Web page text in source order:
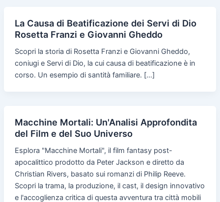
La Causa di Beatificazione dei Servi di Dio
Rosetta Franzi e Giovanni Gheddo
Scopri la storia di Rosetta Franzi e Giovanni Gheddo,
coniugi e Servi di Dio, la cui causa di beatificazione è in
corso. Un esempio di santità familiare. […]
Macchine Mortali: Un'Analisi Approfondita
del Film e del Suo Universo
Esplora "Macchine Mortali", il film fantasy post-
apocalittico prodotto da Peter Jackson e diretto da
Christian Rivers, basato sui romanzi di Philip Reeve.
Scopri la trama, la produzione, il cast, il design innovativo
e l'accoglienza critica di questa avventura tra città mobili